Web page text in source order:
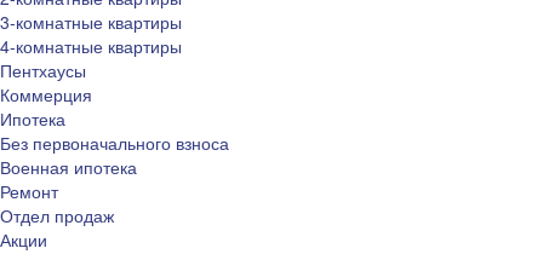
3-комнатные квартиры
4-комнатные квартиры
Пентхаусы
Коммерция
Ипотека
Без первоначального взноса
Военная ипотека
Ремонт
Отдел продаж
Акции